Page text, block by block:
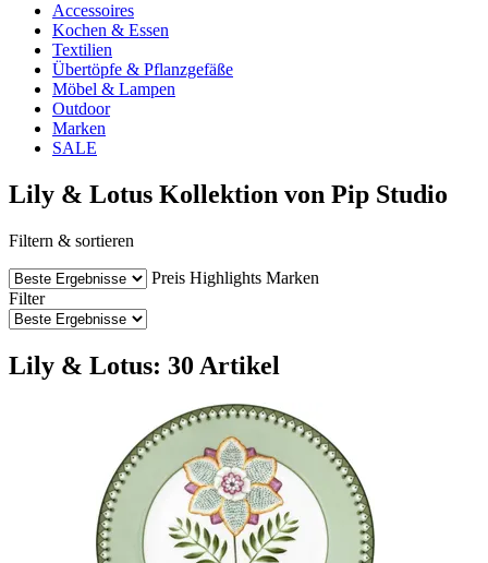
Accessoires
Kochen & Essen
Textilien
Übertöpfe & Pflanzgefäße
Möbel & Lampen
Outdoor
Marken
SALE
Lily & Lotus Kollektion von Pip Studio
Filtern & sortieren
Preis Highlights Marken
Filter
Lily & Lotus: 30 Artikel